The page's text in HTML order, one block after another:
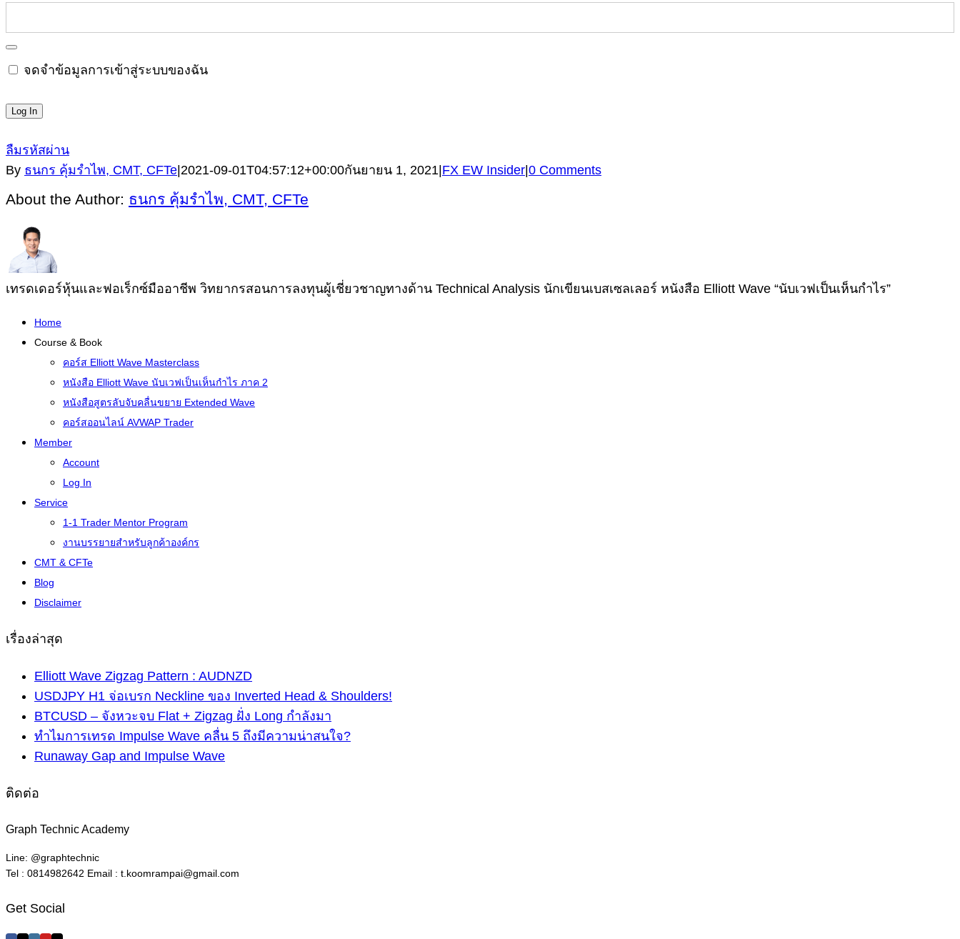
จดจำข้อมูลการเข้าสู่ระบบของฉัน
ลืมรหัสผ่าน
By ธนกร คุ้มรำไพ, CMT, CFTe|2021-09-01T04:57:12+00:00กันยายน 1, 2021|FX EW Insider|0 Comments
About the Author: ธนกร คุ้มรำไพ, CMT, CFTe
เทรดเดอร์หุ้นและฟอเร็กซ์มืออาชีพ วิทยากรสอนการลงทุนผู้เชี่ยวชาญทางด้าน Technical Analysis นักเขียนเบสเซลเลอร์ หนังสือ Elliott Wave “นับเวฟเป็นเห็นกำไร”
Home
Course & Book
คอร์ส Elliott Wave Masterclass
หนังสือ Elliott Wave นับเวฟเป็นเห็นกำไร ภาค 2
หนังสือสูตรลับจับคลื่นขยาย Extended Wave
คอร์สออนไลน์ AVWAP Trader
Member
Account
Log In
Service
1-1 Trader Mentor Program
งานบรรยายสำหรับลูกค้าองค์กร
CMT & CFTe
Blog
Disclaimer
เรื่องล่าสุด
Elliott Wave Zigzag Pattern : AUDNZD
USDJPY H1 จ่อเบรก Neckline ของ Inverted Head & Shoulders!
BTCUSD – จังหวะจบ Flat + Zigzag ฝั่ง Long กำลังมา
ทำไมการเทรด Impulse Wave คลื่น 5 ถึงมีความน่าสนใจ?
Runaway Gap and Impulse Wave
ติดต่อ
Graph Technic Academy
Line: @graphtechnic
Tel : 0814982642 Email : t.koomrampai@gmail.com
Get Social